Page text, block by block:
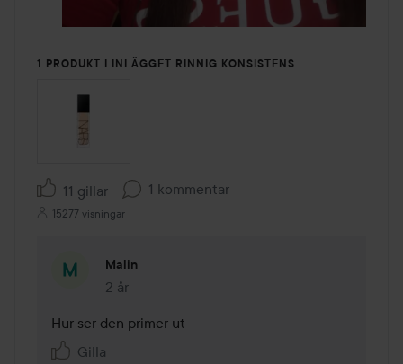
1 PRODUKT I INLÄGGET RINNIG KONSISTENS
11 gillar 1 kommentar
15277 visningar
Malin
2 år
Kommentaren lades 2 år
Hur ser den primer ut
Gilla